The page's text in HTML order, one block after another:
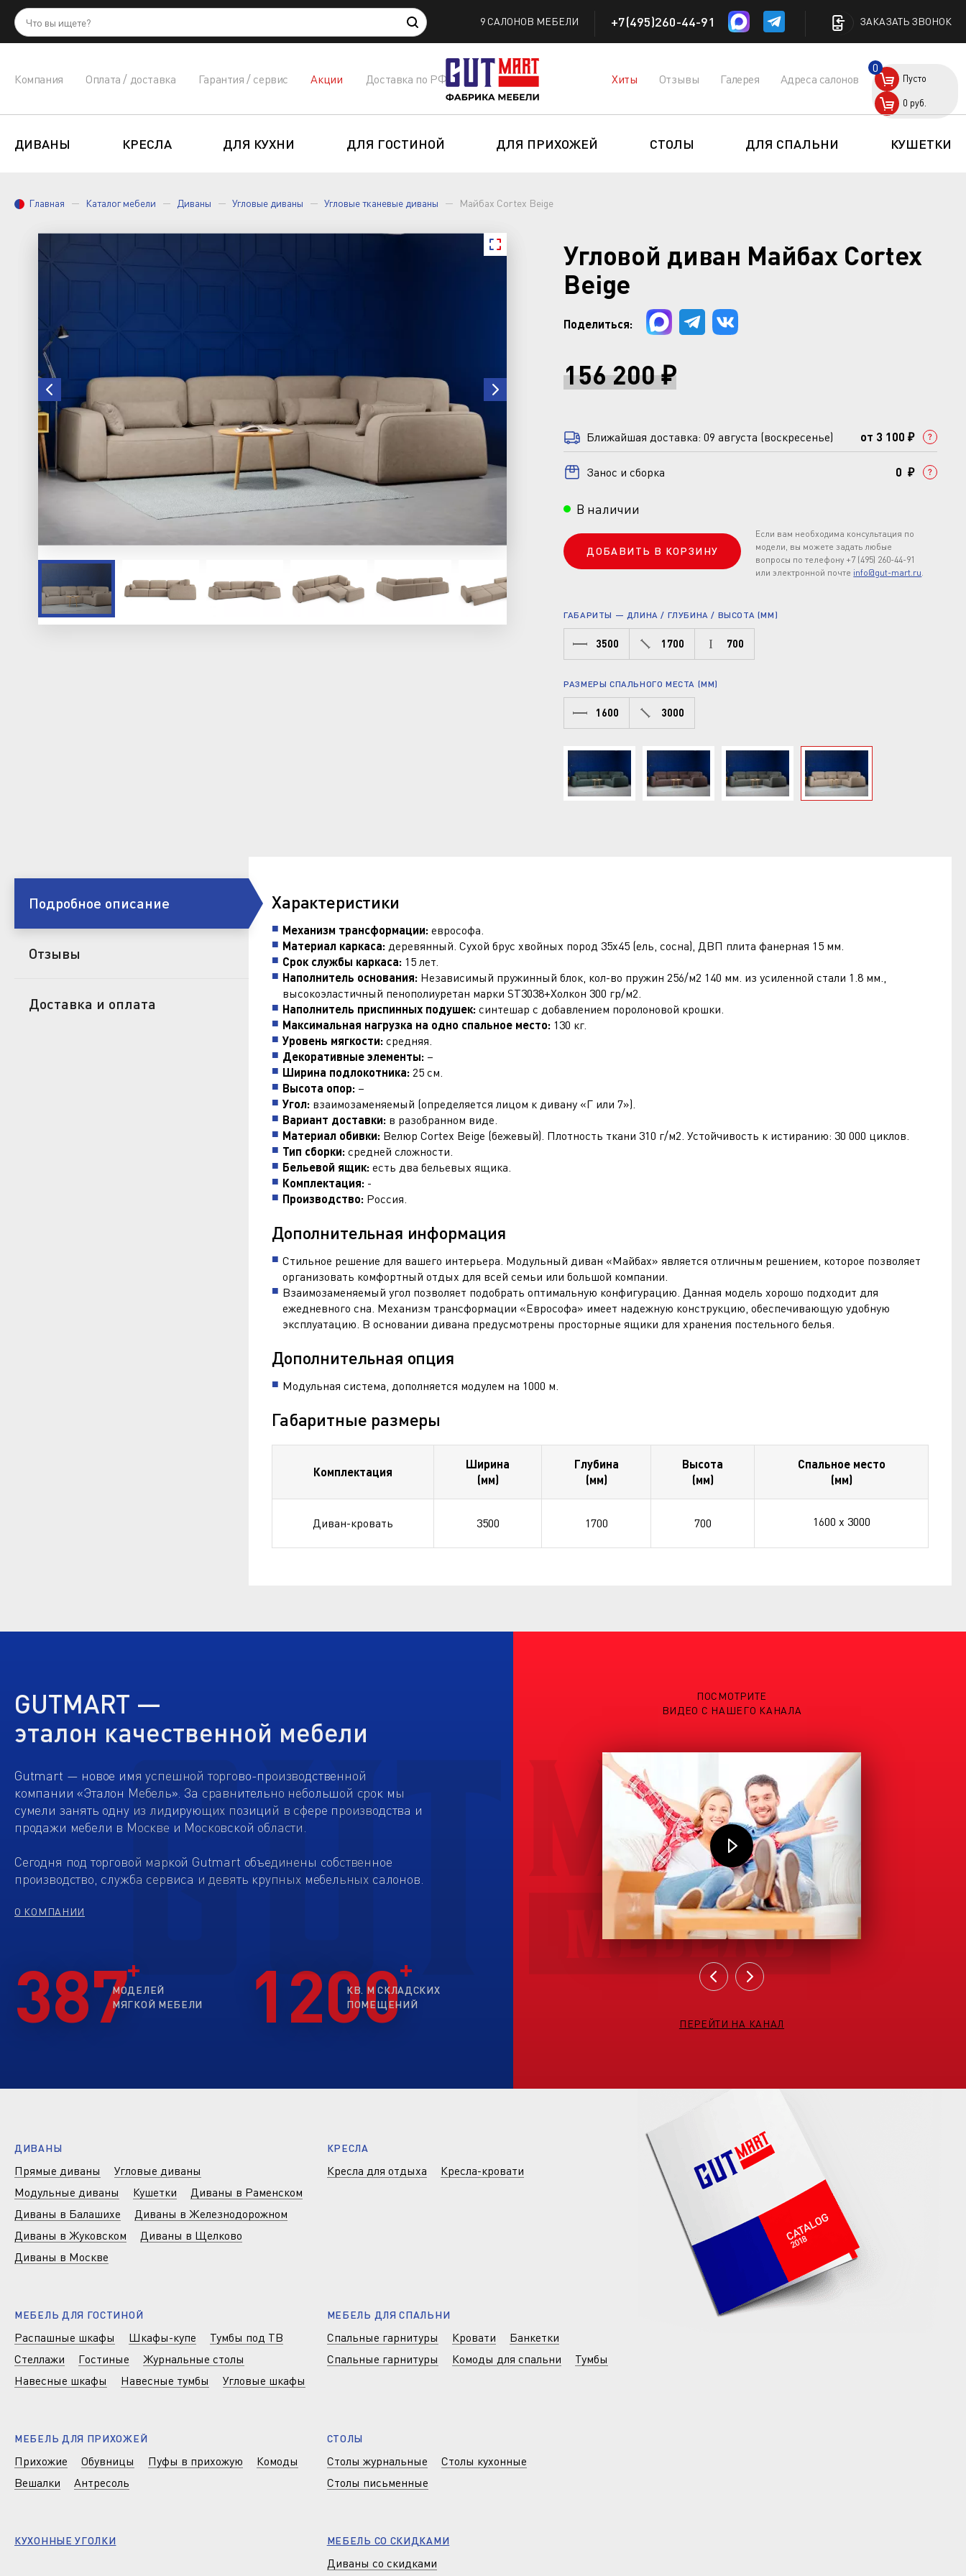
9 САЛОНОВ МЕБЕЛИ +7(495)260-44-91 ЗАКАЗАТЬ ЗВОНОК
Компания Оплата / доставка Гарантия / сервис Акции Доставка по РФ Хиты Отзывы Галерея Адреса салонов Пусто
0
0 руб.
ДИВАНЫ КРЕСЛА ДЛЯ КУХНИ ДЛЯ ГОСТИНОЙ ДЛЯ ПРИХОЖЕЙ СТОЛЫ ДЛЯ СПАЛЬНИ КУШЕТКИ
Главная Каталог мебели Диваны Угловые диваны Угловые тканевые диваны Майбах Cortex Beige
Угловой диван Майбах Cortex
Beige
Поделиться:
156 200 ₽
Ближайшая доставка: 09 августа (воскресенье) от 3 100 ₽
Занос и сборка 0 ₽
В наличии
ДОБАВИТЬ В КОРЗИНУ
Если вам необходима консультация по
модели, вы можете задать любые
вопросы по телефону +7 (495) 260-44-91
или электронной почте info@gut-mart.ru.
ГАБАРИТЫ — ДЛИНА / ГЛУБИНА / ВЫСОТА (ММ)
3500 1700 700
РАЗМЕРЫ СПАЛЬНОГО МЕСТА (ММ)
1600 3000
Подробное описание
Отзывы
Доставка и оплата
Характеристики
Механизм трансформации: еврософа.
Материал каркаса: деревянный. Сухой брус хвойных пород 35х45 (ель, сосна), ДВП плита фанерная 15 мм.
Срок службы каркаса: 15 лет.
Наполнитель основания: Независимый пружинный блок, кол-во пружин 256/м2 140 мм. из усиленной стали 1.8 мм.,
высокоэластичный пенополиуретан марки ST3038+Холкон 300 гр/м2.
Наполнитель приспинных подушек: синтешар с добавлением поролоновой крошки.
Максимальная нагрузка на одно спальное место: 130 кг.
Уровень мягкости: средняя.
Декоративные элементы: –
Ширина подлокотника: 25 см.
Высота опор: –
Угол: взаимозаменяемый (определяется лицом к дивану «Г или 7»).
Вариант доставки: в разобранном виде.
Материал обивки: Велюр Cortex Beige (бежевый). Плотность ткани 310 г/м2. Устойчивость к истиранию: 30 000 циклов.
Тип сборки: средней сложности.
Бельевой ящик: есть два бельевых ящика.
Комплектация: -
Производство: Россия.
Дополнительная информация
Стильное решение для вашего интерьера. Модульный диван «Майбах» является отличным решением, которое позволяет
организовать комфортный отдых для всей семьи или большой компании.
Взаимозаменяемый угол позволяет подобрать оптимальную конфигурацию. Данная модель хорошо подходит для
ежедневного сна. Механизм трансформации «Еврософа» имеет надежную конструкцию, обеспечивающую удобную
эксплуатацию. В основании дивана предусмотрены просторные ящики для хранения постельного белья.
Дополнительная опция
Модульная система, дополняется модулем на 1000 м.
Габаритные размеры
Комплектация
Ширина
(мм)
Глубина
(мм)
Высота
(мм)
Спальное место
(мм)
Диван-кровать 3500 1700 700 1600 х 3000
GUTMART —
эталон качественной мебели
Gutmart — новое имя успешной торгово-производственной
компании «Эталон Мебель». За сравнительно небольшой срок мы
сумели занять одну из лидирующих позиций в сфере производства и
продажи мебели в Москве и Московской области.
Сегодня под торговой маркой Gutmart объединены собственное
производство, служба сервиса и девять крупных мебельных салонов.
О КОМПАНИИ
387МОДЕЛЕЙ
МЯГКОЙ МЕБЕЛИ
1200
КВ. М СКЛАДСКИХ
ПОМЕЩЕНИЙ
ПОСМОТРИТЕ
ВИДЕО С НАШЕГО КАНАЛА
ПЕРЕЙТИ НА КАНАЛ
ДИВАНЫ
Прямые диваны
Угловые диваны
Модульные диваны
Кушетки
Диваны в Раменском
Диваны в Балашихе
Диваны в Железнодорожном
Диваны в Жуковском
Диваны в Щелково
Диваны в Москве
КРЕСЛА
Кресла для отдыха Кресла-кровати
МЕБЕЛЬ ДЛЯ ГОСТИНОЙ
Распашные шкафы Шкафы-купе
Тумбы под ТВ
Стеллажи
Гостиные
Журнальные столы
Навесные шкафы
Навесные тумбы Угловые шкафы
МЕБЕЛЬ ДЛЯ СПАЛЬНИ
Спальные гарнитуры Кровати
Банкетки
Спальные гарнитуры
Комоды для спальни Тумбы
МЕБЕЛЬ ДЛЯ ПРИХОЖЕЙ
Прихожие Обувницы Пуфы в прихожую
Комоды
Вешалки
Антресоль
СТОЛЫ
Столы журнальные
Столы кухонные
Столы письменные
КУХОННЫЕ УГОЛКИ МЕБЕЛЬ СО СКИДКАМИ
Диваны со скидками